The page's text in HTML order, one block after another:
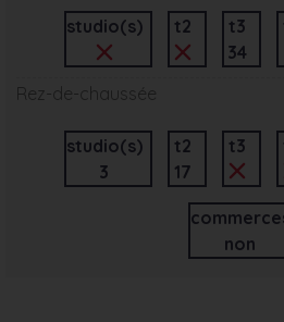
studio(s) t2
t3
34
Rez-de-chaussée
studio(s)
3
t2
17
t3
non